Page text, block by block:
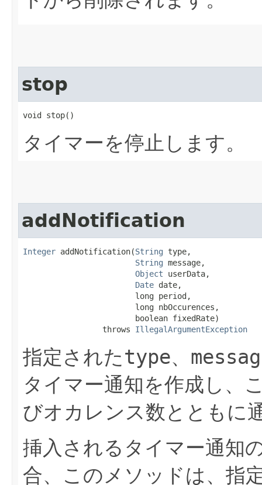
stop
void stop()
タイマーを停止します。
addNotification
Integer addNotification​(String type,
String message,
Object userData,
Date date,
                        long period,
                        long nbOccurences,
                        boolean fixedRate)
                 throws
IllegalArgumentException
指定されたtype、
タイマー通知を作成し、
びオカレンス数とともに
挿入されるタイマー通知
合、このメソッドは、指